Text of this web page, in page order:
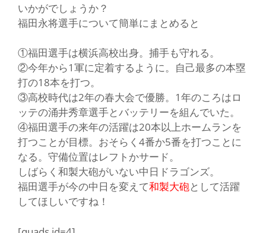
いかがでしょうか？
福田永将選手について簡単にまとめると
①福田選手は横浜高校出身。捕手も守れる。
②今年から1軍に定着するように。自己最多の本塁
打の18本を打つ。
③高校時代は2年の春大会で優勝。1年のころはロ
ッテの涌井秀章選手とバッテリーを組んでいた。
④福田選手の来年の活躍は20本以上ホームランを
打つことが目標。おそらく4番か5番を打つことに
なる。守備位置はレフトかサード。
しばらく和製大砲がいない中日ドラゴンズ。
福田選手が今の中日を変えて和製大砲として活躍
してほしいですね！